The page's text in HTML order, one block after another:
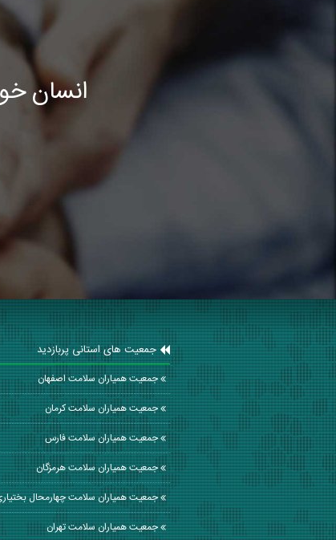
انسان
جمعیت های استانی پربازدید
جمعیت همیاران سلامت اصفهان
جمعیت همیاران سلامت كرمان
جمعیت همیاران سلامت فارس
جمعیت همیاران سلامت هرمزگان
جمعیت همیاران سلامت چهارمحال
جمعیت همیاران سلامت تهران